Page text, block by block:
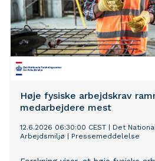
Høje fysiske arbejdskrav
medarbejdere mest
12.6.2026 06:30:00 CEST
Det
Arbejdsmiljø
Pressemeddelelse